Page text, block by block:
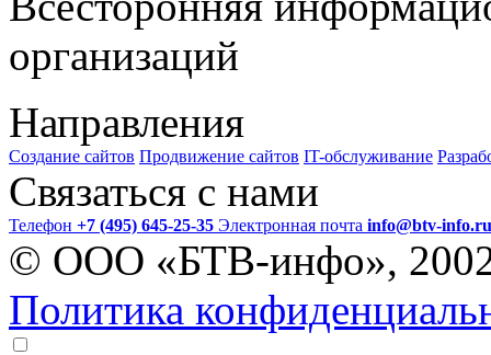
организаций
Направления
Создание сайтов Продвижение сайтов IT-обслуживание
Связаться с нами
Телефон +7 (495) 645-25-35 Электронная почта info@btv-info.ru
© ООО «БТВ-инфо»,
Политика